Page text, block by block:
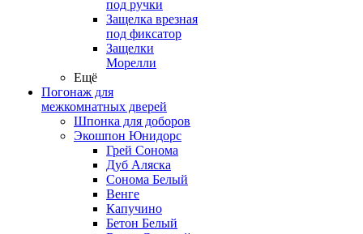
под ручки
Защелка врезная
под фиксатор
Защелки
Морелли
Ещё
Погонаж для
межкомнатных дверей
Шпонка для доборов
Экошпон Юнидорс
Грей Сонома
Дуб Аляска
Сонома Белый
Венге
Капучино
Бетон Белый